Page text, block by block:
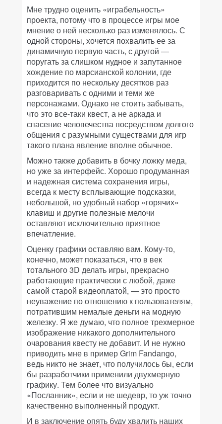
Мне трудно оценить «играбельность»
проекта, потому что в процессе игры мое
мнение о ней несколько раз изменялось. С
одной стороны, хочется похвалить ее за
динамичную первую часть, с другой —
поругать за слишком нудное и запутанное
хождение по марсианской колонии, где
приходится по нескольку десятков раз
разговаривать с одними и теми же
персонажами. Однако не стоить забывать,
что это все-таки квест, а не аркада и
спасение человечества посредством долгого
общения с разумными существами для игр
такого плана явление вполне обычное.
Можно также добавить в бочку ложку меда,
но уже за интерфейс. Хорошо продуманная
и надежная система сохранения игры,
всегда к месту всплывающие подсказки,
небольшой, но удобный набор «горячих»
клавиш и другие полезные мелочи
оставляют исключительно приятное
впечатление.
Оценку графики оставляю вам. Кому-то,
конечно, может показаться, что в век
тотального 3D делать игры, прекрасно
работающие практически с любой, даже
самой старой видеоплатой, — это просто
неуважение по отношению к пользователям,
потратившим немалые деньги на модную
железку. Я же думаю, что полное трехмерное
изображение никакого дополнительного
очарования квесту не добавит. И не нужно
приводить мне в пример Grim Fandango,
ведь никто не знает, что получилось бы, если
бы разработчики применили двухмерную
графику. Тем более что визуально
«Посланник», если и не шедевр, то уж точно
качественно выполненный продукт.
И в заключение опять буду хвалить наших